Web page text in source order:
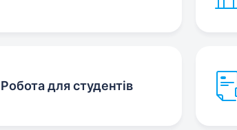
Робота для студентів